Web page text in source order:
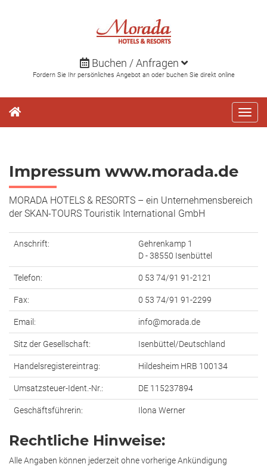
Buchen / Anfragen
Fordern Sie Ihr persönliches Angebot an oder buchen Sie direkt online
Impressum www.morada.de
MORADA HOTELS & RESORTS – ein Unternehmensbereich
der SKAN-TOURS Touristik International GmbH
Anschrift:
Gehrenkamp 1
D - 38550 Isenbüttel
Telefon: 0 53 74/91 91-2121
Fax: 0 53 74/91 91-2299
Email: info@morada.de
Sitz der Gesellschaft: Isenbüttel/Deutschland
Handelsregistereintrag: Hildesheim HRB 100134
Umsatzsteuer-Ident.-Nr.: DE 115237894
Geschäftsführerin: Ilona Werner
Rechtliche Hinweise:
Alle Angaben können jederzeit ohne vorherige Ankündigung